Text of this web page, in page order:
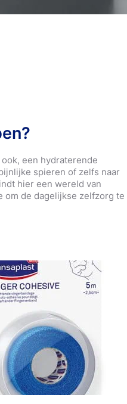
een hydraterende
spieren of zelfs naar
hier een wereld van
de dagelijkse zelfzorg te